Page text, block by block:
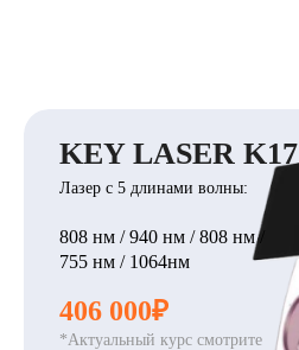
KEY LASER K17
Лазер с 5 длинами волны:
808 нм / 940 нм / 808 нм /
755 нм / 1064нм
406 000₽
*Актуальный курс смотрите